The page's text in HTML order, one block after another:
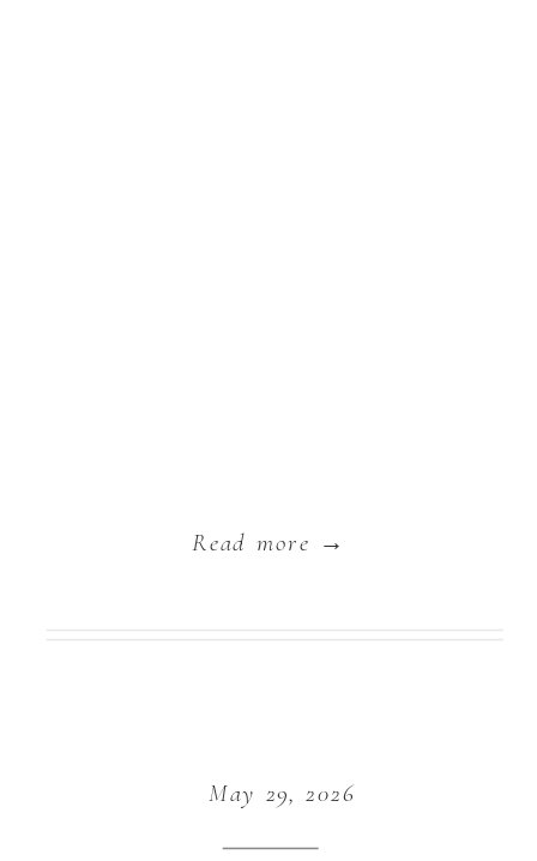
Read more →
May 29, 2026